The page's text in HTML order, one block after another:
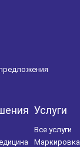
Услуги
Все услуги
Маркировка